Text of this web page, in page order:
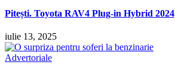
Pitești. Toyota RAV4 Plug-in Hybrid
iulie 13, 2025
Advertoriale